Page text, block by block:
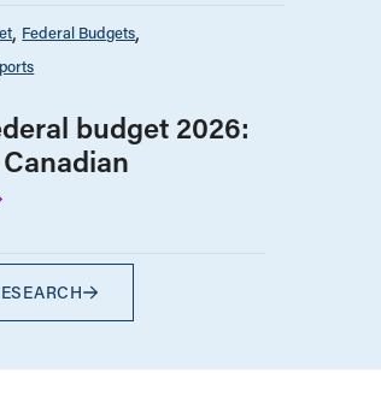
Federal Budgets
budget 2026: